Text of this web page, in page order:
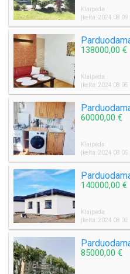
Klaipėda
Įkelta: 2024 08 09
138000,00 €
Klaipėda
Įkelta: 2024 08 05
60000,00 €
Klaipėda
Įkelta: 2024 08 05
140000,00 €
Klaipėda
Įkelta: 2024 08 02
85000,00 €